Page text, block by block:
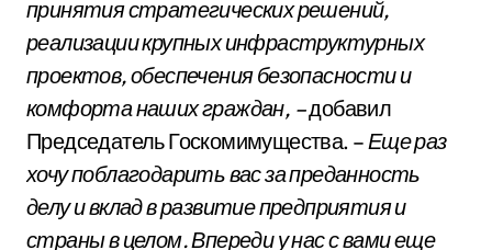
принятия стратегических решений,
реализации крупных инфраструктурных
проектов, обеспечения безопасности и
комфорта наших граждан, –добавил
Председатель Госкомимущества. –Еще раз
хочу поблагодарить вас за преданность
делу и вклад в развитие предприятия и
страны в целом. Впереди у нас с вами еще